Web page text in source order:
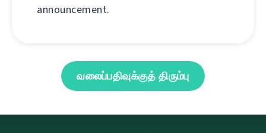
announcement.
வலைப்பதிவுக்குத் திரும்பு